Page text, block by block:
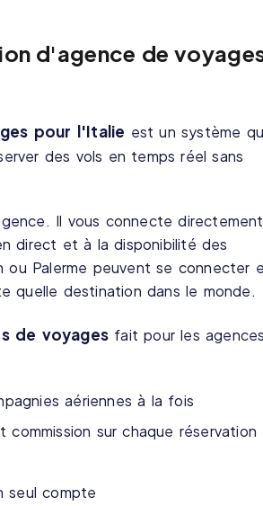
d'agence de
pour l'Italie est un système
des vols en temps réel sans
Il vous connecte directement
direct et à la disponibilité des
ou Palerme peuvent se connecter
quelle destination dans le monde.
de voyages fait pour les
aériennes à la fois
sur chaque réservation
seul compte